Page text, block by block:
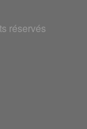
réservés